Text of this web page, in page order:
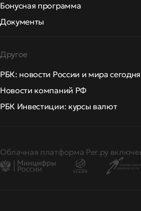
Бонусная программа
Документы
Другое
РБК: новости России и мира сегодня
Новости компаний РФ
РБК Инвестиции: курсы валют
Облачная платформа Рег.ру